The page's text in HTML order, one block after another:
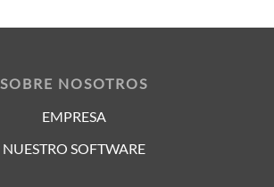
SOBRE NOSOTROS
EMPRESA
NUESTRO SOFTWARE